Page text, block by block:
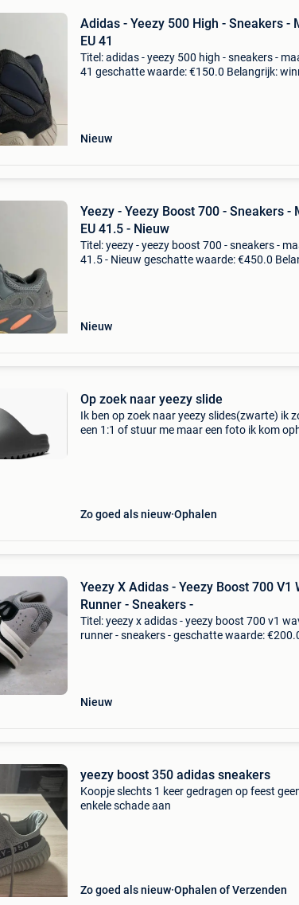
Adidas - Yeezy 500 High - Sneakers -
EU 41
Titel: adidas - yeezy 500 high - sneakers -
41 geschatte waarde: €150.0 Belangrijk:
Nieuw
Yeezy - Yeezy Boost 700 - Sneakers -
EU 41.5 - Nieuw
Titel: yeezy - yeezy boost 700 - sneakers -
41.5 - Nieuw geschatte waarde: €450.0
Nieuw
Op zoek naar yeezy slide
Ik ben op zoek naar yeezy slides(zwarte) ik
een 1:1 of stuur me maar een foto ik kom
Zo goed als nieuw Ophalen
Yeezy X Adidas - Yeezy Boost 700 V1
Runner - Sneakers -
Titel: yeezy x adidas - yeezy boost 700 v1
runner - sneakers - geschatte waarde:
Nieuw
yeezy boost 350 adidas sneakers
Koopje slechts 1 keer gedragen op feest
enkele schade aan
Zo goed als nieuw Ophalen of Verzenden